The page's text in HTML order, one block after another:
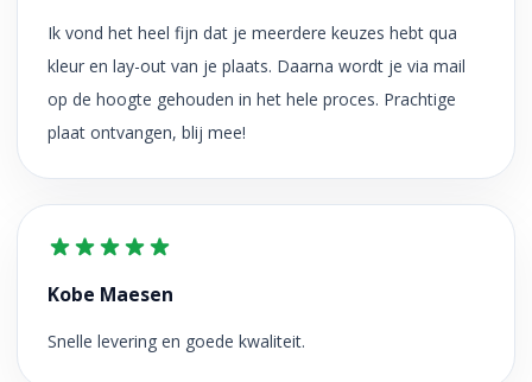
Ik vond het heel fijn dat je meerdere keuzes hebt qua
kleur en lay-out van je plaats. Daarna wordt je via mail
op de hoogte gehouden in het hele proces. Prachtige
plaat ontvangen, blij mee!
Kobe Maesen
Snelle levering en goede kwaliteit.